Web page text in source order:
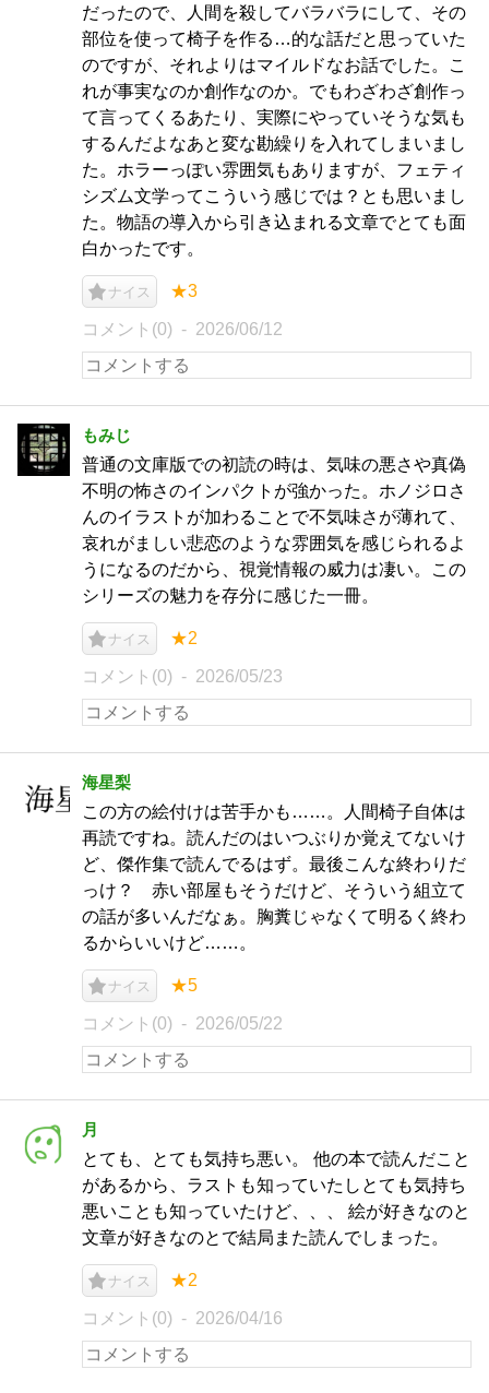
だったので、人間を殺してバラバラにして、その
部位を使って椅子を作る…的な話だと思っていた
のですが、それよりはマイルドなお話でした。こ
れが事実なのか創作なのか。でもわざわざ創作っ
て言ってくるあたり、実際にやっていそうな気も
するんだよなあと変な勘繰りを入れてしまいまし
た。ホラーっぽい雰囲気もありますが、フェティ
シズム文学ってこういう感じでは？とも思いまし
た。物語の導入から引き込まれる文章でとても面
白かったです。
ナイス ★3
コメント(0) 2026/06/12
もみじ
普通の文庫版での初読の時は、気味の悪さや真偽
不明の怖さのインパクトが強かった。ホノジロさ
んのイラストが加わることで不気味さが薄れて、
哀れがましい悲恋のような雰囲気を感じられるよ
うになるのだから、視覚情報の威力は凄い。この
シリーズの魅力を存分に感じた一冊。
ナイス ★2
コメント(0) 2026/05/23
海星梨
この方の絵付けは苦手かも……。人間椅子自体は
再読ですね。読んだのはいつぶりか覚えてないけ
ど、傑作集で読んでるはず。最後こんな終わりだ
っけ？ 赤い部屋もそうだけど、そういう組立て
の話が多いんだなぁ。胸糞じゃなくて明るく終わ
るからいいけど……。
ナイス ★5
コメント(0) 2026/05/22
月
とても、とても気持ち悪い。 他の本で読んだこと
があるから、ラストも知っていたしとても気持ち
悪いことも知っていたけど、、、 絵が好きなのと
文章が好きなのとで結局また読んでしまった。
ナイス ★2
コメント(0) 2026/04/16